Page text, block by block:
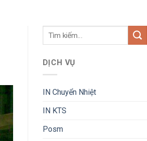
DỊCH VỤ
IN Chuyển Nhiệt
IN KTS
Posm